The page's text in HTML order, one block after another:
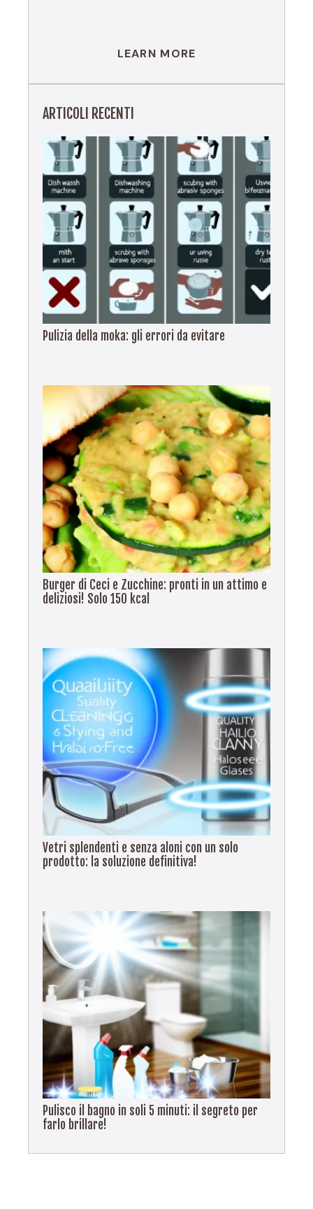
LEARN MORE
ARTICOLI RECENTI
Pulizia della moka: gli errori da evitare
Burger di Ceci e Zucchine: pronti in un attimo e
deliziosi! Solo 150 kcal
Vetri splendenti e senza aloni con un solo
prodotto: la soluzione definitiva!
Pulisco il bagno in soli 5 minuti: il segreto per
farlo brillare!